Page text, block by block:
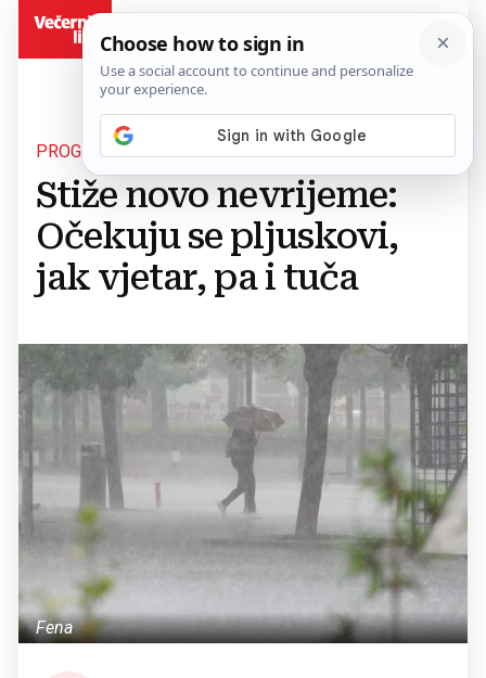
PROGNOZA ZA NAREDNE DANE
Stiže novo nevrijeme:
Očekuju se pljuskovi,
jak vjetar, pa i tuča
Fena